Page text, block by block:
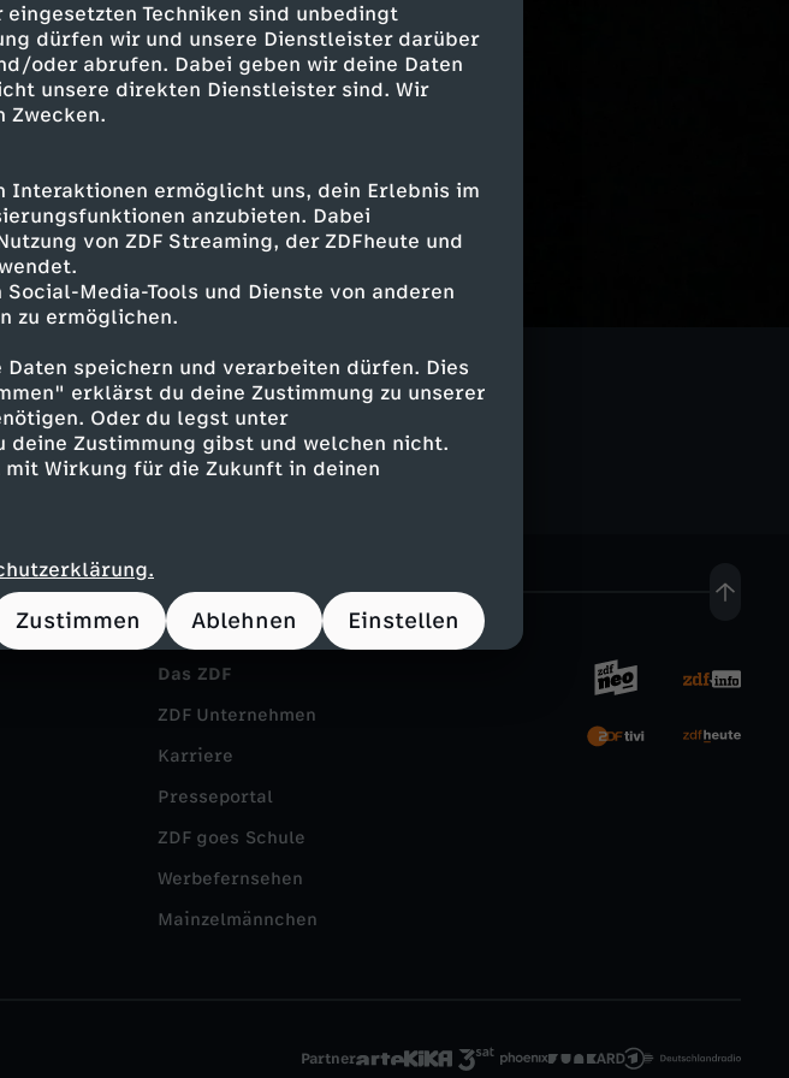
Techniken sind unbedingt
dürfen wir und unsere Dienstleister darüber
oder abrufen. Dabei geben wir deine Daten
unsere direkten Dienstleister sind. Wir
Zwecken.
Interaktionen ermöglicht uns, dein Erlebnis im
anzubieten. Dabei
von ZDF Streaming, der ZDFheute und
Media-Tools und Dienste von anderen
zu ermöglichen.
speichern und verarbeiten dürfen. Dies
erklärst du deine Zustimmung zu unserer
Oder du legst unter
Zustimmung gibst und welchen nicht.
Wirkung für die Zukunft in deinen
Zustimmen Ablehnen Einstellen
Untertitel
Überlebenden
Terra X History
Das ZDF
ZDF Unternehmen
Karriere
Presseportal
ZDF goes Schule
Werbefernsehen
Mainzelmännchen
Partner